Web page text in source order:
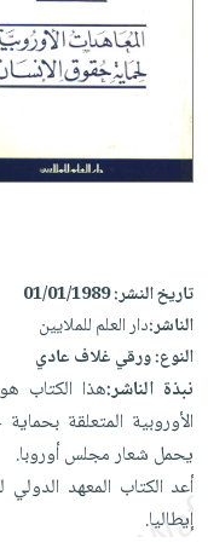
إختياراتنا
كتب
أكاديمية
القراءة
iKitab
حدود
أسئلة
يتكرر
على
Android
تحميل
iKitab
على
Apple
أسئلة
يتكرر
طرحها
masmu3
على
masmu3
على
Apple
المواضيع
الأكثر
مبيعاً
إختياراتنا
وسائل
القراءة
جوائز
الصحة
والعناية
الشخصية
جديد
أجهزة
العناية
الشخصية
العناية
وتصفيف
الشعر
العناية
بالجسم
المطبخ
والسفرة
جديد
الكل
أواني
الطهي
أدوات
متجر
الهدايا
أقسام
تاريخ النشر:01/01/1989
الناشر:دار العلم للملايين
النوع:ورقي غلاف عادي
نبذة الناشر:هذا الكتاب
الأوروبية المتعلقة
يحمل شعار مجلس أوروبا.
أعد الكتاب المعهد الدولي
إيطاليا.